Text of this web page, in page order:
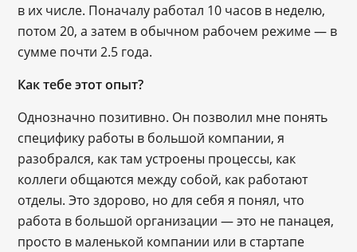
в их числе. Поначалу работал 10 часов в неделю,
потом 20, а затем в обычном рабочем режиме — в
сумме почти 2.5 года.
Как тебе этот опыт?
Однозначно позитивно. Он позволил мне понять
специфику работы в большой компании, я
разобрался, как там устроены процессы, как
коллеги общаются между собой, как работают
отделы. Это здорово, но для себя я понял, что
работа в большой организации — это не панацея,
просто в маленькой компании или в стартапе